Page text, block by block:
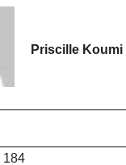
Priscille Koumi
184